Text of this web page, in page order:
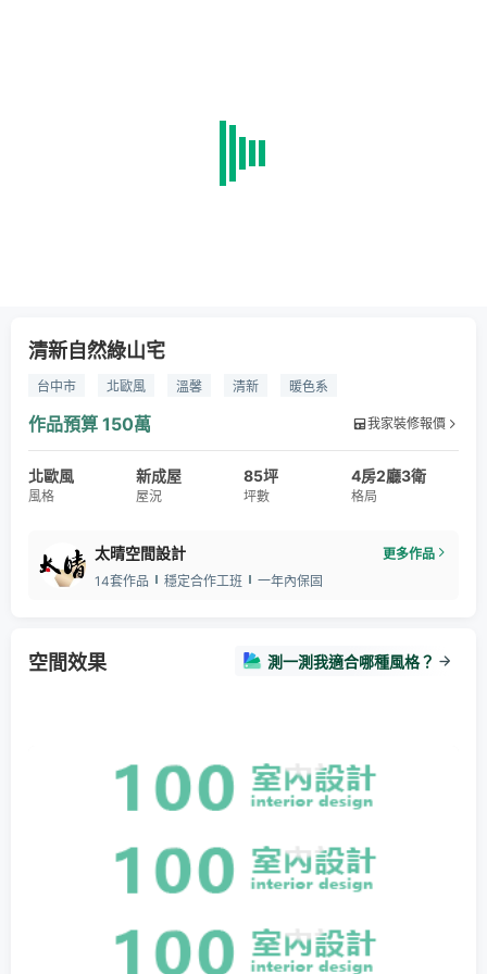
清新自然綠山宅
台中市 北歐風 溫馨 清新 暖色系
作品預算 150萬 我家裝修報價
北歐風
風格
新成屋
屋況
85坪
坪數
4房2廳3衛
格局
太晴空間設計
更多作品
14套作品
穩定合作工班 一年內保固
空間效果 測一測我適合哪種風格？